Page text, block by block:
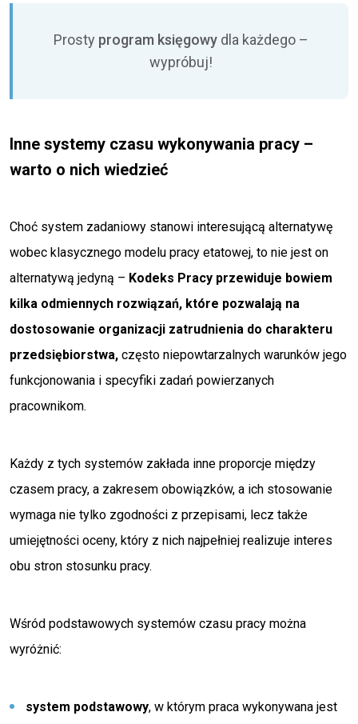
Prosty program księgowydla każdego –
wypróbuj!
Inne systemy czasu wykonywania pracy –
warto o nich wiedzieć
Choć system zadaniowy stanowi interesującą alternatywę
wobec klasycznego modelu pracy etatowej, to nie jest on
alternatywą jedyną – Kodeks Pracy przewiduje bowiem
kilka odmiennych rozwiązań, które pozwalają na
dostosowanie organizacji zatrudnienia do charakteru
przedsiębiorstwa, często niepowtarzalnych warunków jego
funkcjonowania i specyfiki zadań powierzanych
pracownikom.
Każdy z tych systemów zakłada inne proporcje między
czasem pracy, a zakresem obowiązków, a ich stosowanie
wymaga nie tylko zgodności z przepisami, lecz także
umiejętności oceny, który z nich najpełniej realizuje interes
obu stron stosunku pracy.
Wśród podstawowych systemów czasu pracy można
wyróżnić:
system podstawowy, w którym praca wykonywana jest